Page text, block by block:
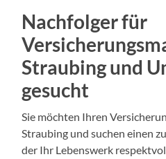
Nachfolger für
Straubing und
gesucht
Sie möchten Ihren
Straubing und suchen einen
der Ihr Lebenswerk